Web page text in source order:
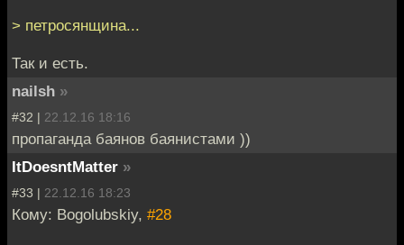
> петросянщина...
Так и есть.
nailsh »
#32 | 22.12.16 18:16
пропаганда баянов баянистами ))
ItDoesntMatter »
#33 | 22.12.16 18:23
Кому: Bogolubskiy, #28